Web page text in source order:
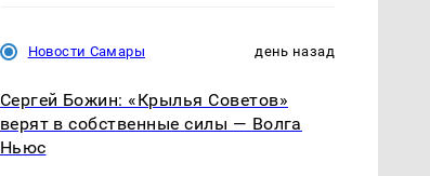
Новости Самары день назад
Сергей Божин: «Крылья Советов»
верят в собственные силы — Волга
Ньюс